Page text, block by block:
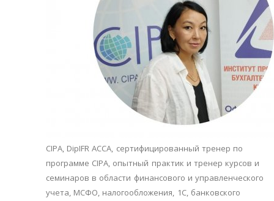
СIPA, DipIFR ACCA, сертифицированный тренер по
программе CIPA, опытный практик и тренер курсов и
семинаров в области финансового и управленческого
учета, МСФО, налогообложения, 1С, банковского